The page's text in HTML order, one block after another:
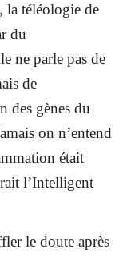
téléologie de
du
ne parle pas de
de
des gènes du
on n’entend
était
l’Intelligent
le doute après